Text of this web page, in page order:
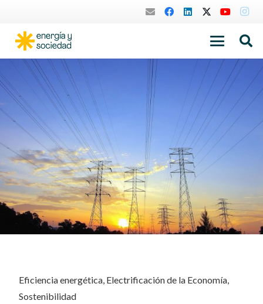
Eficiencia energética, Electrificación de la Economía,
Sostenibilidad